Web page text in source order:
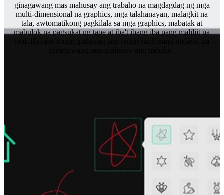
ginagawang mas mahusay ang trabaho na magdagdag ng mga
multi-dimensional na graphics, mga talahanayan, malagkit na
tala, awtomatikong pagkilala sa mga graphics, mabatak at
mabulok na pagsukat ng tape at iba't ibang iba pang maliliit na